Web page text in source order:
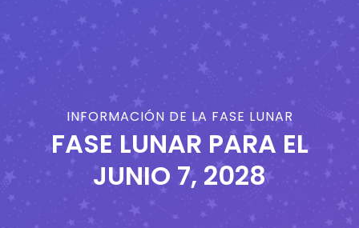
INFORMACIÓN DE LA FASE LUNAR
FASE LUNAR PARA EL
JUNIO 7, 2028